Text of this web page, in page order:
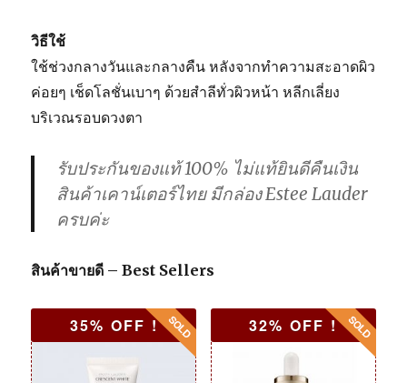
วิธีใช้
ใช้ช่วงกลางวันและกลางคืน หลังจากทำความสะอาดผิว
ค่อยๆ เช็ดโลชั่นเบาๆ ด้วยสำลีทั่วผิวหน้า หลีกเลี่ยง
บริเวณรอบดวงตา
รับประกันของแท้ 100% ไม่แท้ยินดีคืนเงิน
สินค้าเคาน์เตอร์ไทย มีกล่อง Estee Lauder
ครบค่ะ
สินค้าขายดี – Best Sellers
35% OFF ! 32% OFF !